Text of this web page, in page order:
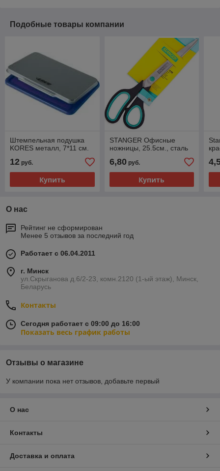
Подобные товары компании
Штемпельная подушка
KORES металл, 7*11 см.
12 руб.
Купить
STANGER Офисные
ножницы, 25.5см., сталь
6,80руб.
Купить
О нас
Рейтинг не сформирован
Менее 5 отзывов за последний год
Работает с 06.04.2011
г. Минск
ул.Скрыганова д.6/2-23, комн.2120 (1-ый этаж), Минск,
Беларусь
Контакты
Сегодня работает с 09:00 до 16:00
Показать весь график работы
Отзывы о магазине
У компании пока нет отзывов, добавьте первый
О нас
Контакты
Доставка и оплата